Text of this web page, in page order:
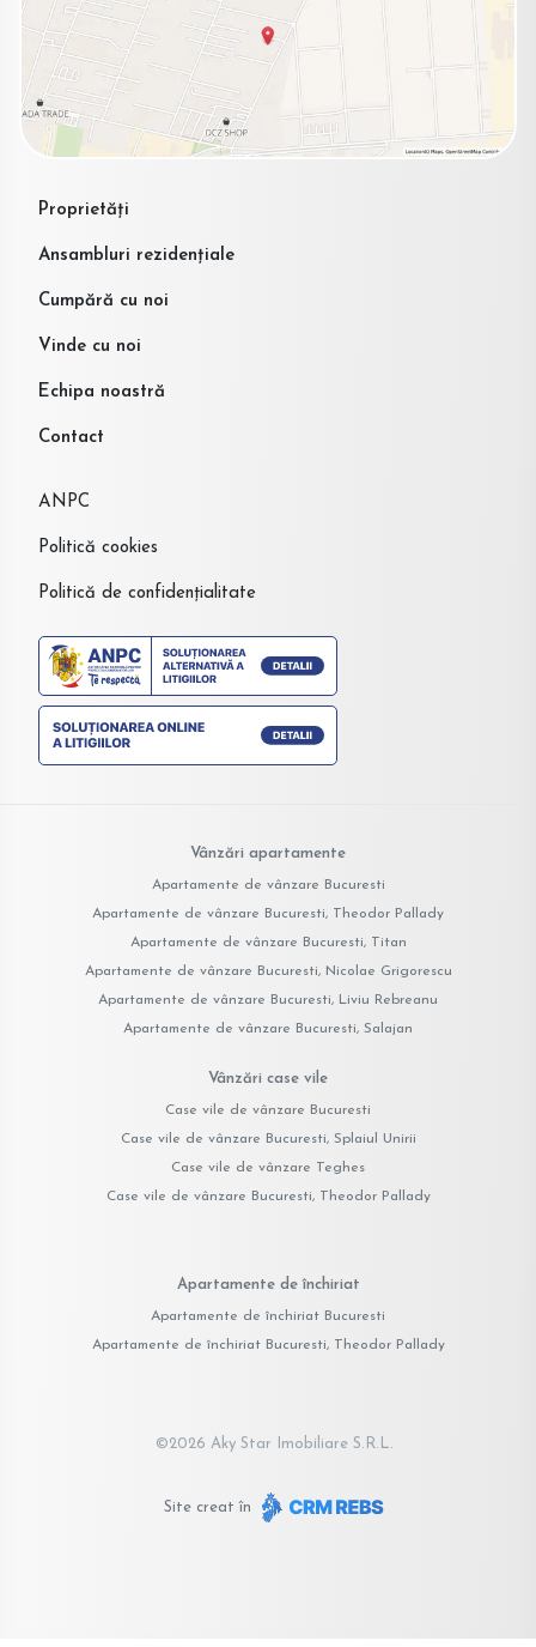
Proprietăți
Ansambluri rezidențiale
Cumpără cu noi
Vinde cu noi
Echipa noastră
Contact
ANPC
Politică cookies
Politică de confidențialitate
Vânzări apartamente
Apartamente de vânzare Bucuresti
Apartamente de vânzare Bucuresti, Theodor Pallady
Apartamente de vânzare Bucuresti, Titan
Apartamente de vânzare Bucuresti, Nicolae Grigorescu
Apartamente de vânzare Bucuresti, Liviu Rebreanu
Apartamente de vânzare Bucuresti, Salajan
Vânzări case vile
Case vile de vânzare Bucuresti
Case vile de vânzare Bucuresti, Splaiul Unirii
Case vile de vânzare Teghes
Case vile de vânzare Bucuresti, Theodor Pallady
Apartamente de închiriat
Apartamente de închiriat Bucuresti
Apartamente de închiriat Bucuresti, Theodor Pallady
©2026 Aky Star Imobiliare S.R.L.
Site creat în